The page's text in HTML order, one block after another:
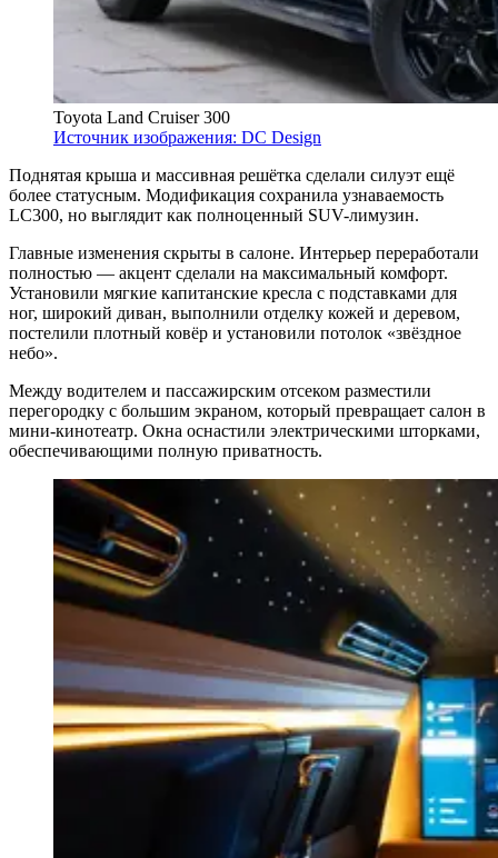
Toyota Land Cruiser 300
Источник изображения: DC Design
Поднятая крыша и массивная решётка сделали силуэт ещё
более статусным. Модификация сохранила узнаваемость
LC300, но выглядит как полноценный SUV-лимузин.
Главные изменения скрыты в салоне. Интерьер переработали
полностью — акцент сделали на максимальный комфорт.
Установили мягкие капитанские кресла с подставками для
ног, широкий диван, выполнили отделку кожей и деревом,
постелили плотный ковёр и установили потолок «звёздное
небо».
Между водителем и пассажирским отсеком разместили
перегородку с большим экраном, который превращает салон в
мини-кинотеатр. Окна оснастили электрическими шторками,
обеспечивающими полную приватность.